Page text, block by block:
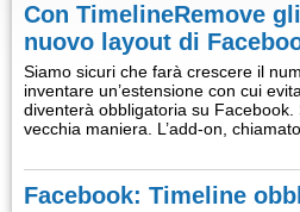
Con TimelineRemove
nuovo layout di
Siamo sicuri che farà crescere il
inventare un’estensione con cui
diventerà obbligatoria su
vecchia maniera. L’add-on,
Facebook: Timeline